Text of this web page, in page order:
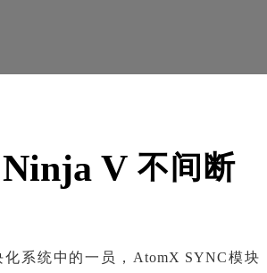
Ninja V 不间断
系统中的一员，AtomX SYNC模块